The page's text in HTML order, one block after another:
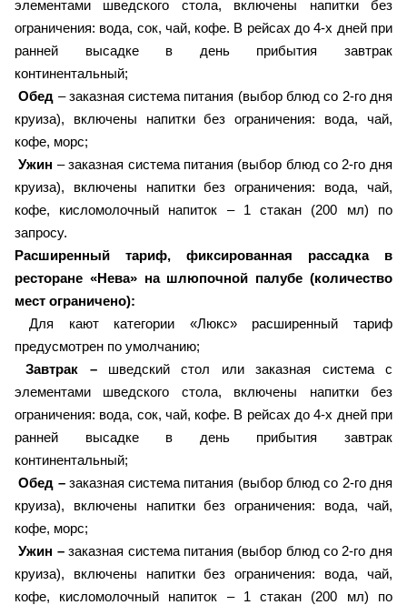
элементами шведского стола, включены напитки без
ограничения: вода, сок, чай, кофе. В рейсах до 4-х дней при
ранней высадке в день прибытия завтрак
континентальный;
Обед – заказная система питания (выбор блюд со 2-го дня
круиза), включены напитки без ограничения: вода, чай,
кофе, морс;
Ужин – заказная система питания (выбор блюд со 2-го дня
круиза), включены напитки без ограничения: вода, чай,
кофе, кисломолочный напиток – 1 стакан (200 мл) по
запросу.
Расширенный тариф, фиксированная рассадка в
ресторане «Нева» на шлюпочной палубе (количество
мест ограничено):
Для кают категории «Люкс» расширенный тариф
предусмотрен по умолчанию;
Завтрак –шведский стол или заказная система с
элементами шведского стола, включены напитки без
ограничения: вода, сок, чай, кофе. В рейсах до 4-х дней при
ранней высадке в день прибытия завтрак
континентальный;
Обед –заказная система питания (выбор блюд со 2-го дня
круиза), включены напитки без ограничения: вода, чай,
кофе, морс;
Ужин –заказная система питания (выбор блюд со 2-го дня
круиза), включены напитки без ограничения: вода, чай,
кофе, кисломолочный напиток – 1 стакан (200 мл) по